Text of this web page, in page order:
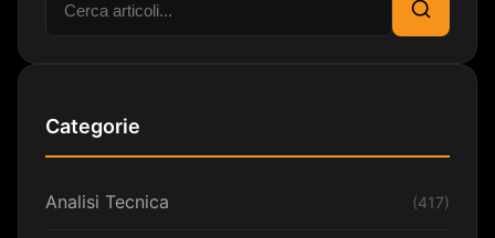
Cerca
Categorie
Analisi Tecnica (417)